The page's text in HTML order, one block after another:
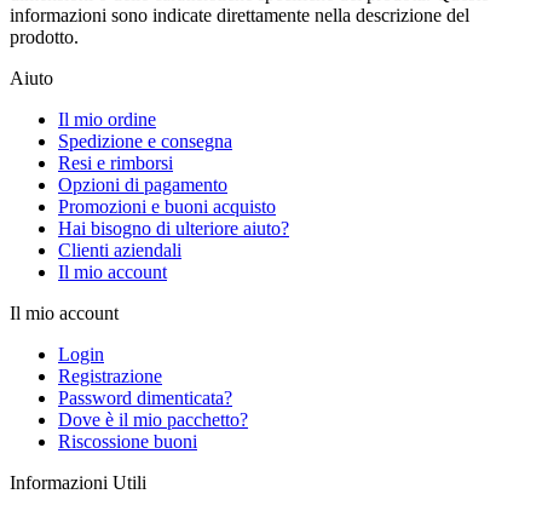
informazioni sono indicate direttamente nella descrizione del
prodotto.
Aiuto
Il mio ordine
Spedizione e consegna
Resi e rimborsi
Opzioni di pagamento
Promozioni e buoni acquisto
Hai bisogno di ulteriore aiuto?
Clienti aziendali
Il mio account
Il mio account
Login
Registrazione
Password dimenticata?
Dove è il mio pacchetto?
Riscossione buoni
Informazioni Utili